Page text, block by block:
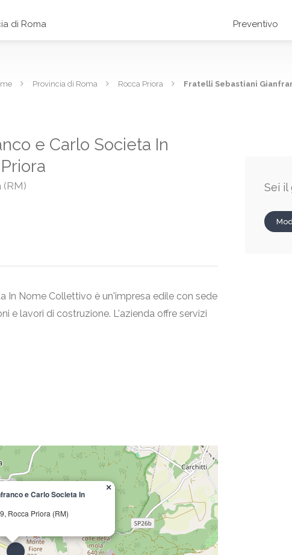
di Roma Preventivo
Provincia di Roma Rocca Priora Fratelli Sebastiani
e Carlo Societa In
(RM)
In Nome Collettivo è un'impresa edile con sede
e lavori di costruzione. L'azienda offre servizi
e Carlo Societa In
Rocca Priora (RM)
×
Sei il